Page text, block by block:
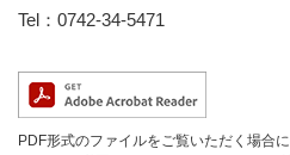
Tel：0742-34-5471
PDF形式のファイルをご覧いただく場合